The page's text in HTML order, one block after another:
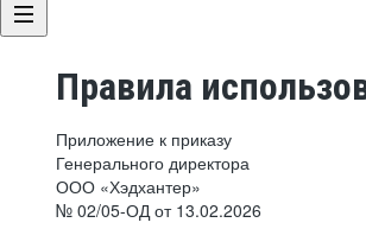
Правила
Приложение к приказу
Генерального директора
ООО «Хэдхантер»
№ 02/05-ОД от 13.02.2026